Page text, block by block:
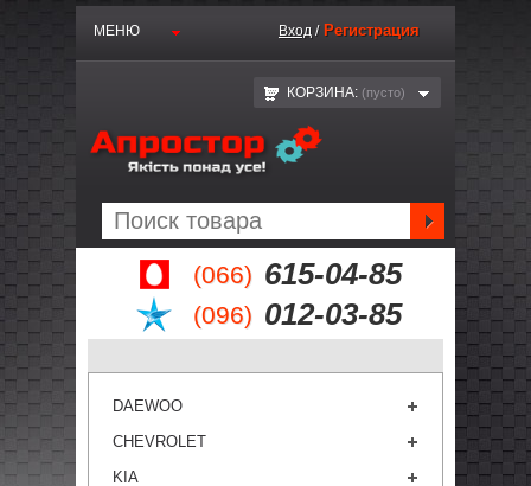
(066) 615-04-85
(096) 012-03-85
МЕНЮ Вход / Регистрация
КОРЗИНА: (пустo)
DAEWOO
CHEVROLET
KIA